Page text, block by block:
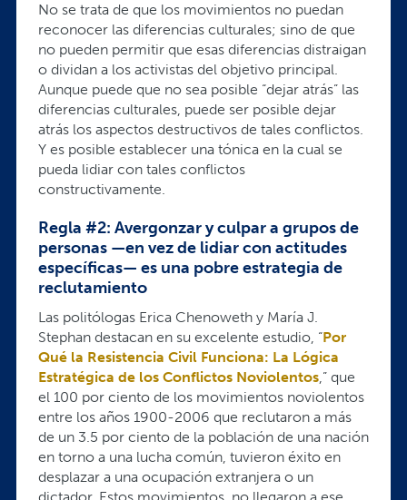
No se trata de que los movimientos no puedan
reconocer las diferencias culturales; sino de que
no pueden permitir que esas diferencias distraigan
o dividan a los activistas del objetivo principal.
Aunque puede que no sea posible “dejar atrás” las
diferencias culturales, puede ser posible dejar
atrás los aspectos destructivos de tales conflictos.
Y es posible establecer una tónica en la cual se
pueda lidiar con tales conflictos
constructivamente.
Regla #2: Avergonzar y culpar a grupos de
personas —en vez de lidiar con actitudes
específicas— es una pobre estrategia de
reclutamiento
Las politólogas Erica Chenoweth y María J.
Stephan destacan en su excelente estudio, “Por
Qué la Resistencia Civil Funciona: La Lógica
Estratégica de los Conflictos Noviolentos,” que
el 100 por ciento de los movimientos noviolentos
entre los años 1900-2006 que reclutaron a más
de un 3.5 por ciento de la población de una nación
en torno a una lucha común, tuvieron éxito en
desplazar a una ocupación extranjera o un